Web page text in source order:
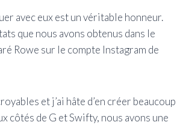
avec eux est un véritable honneur.
que nous avons obtenus dans le
Rowe sur le compte Instagram de
et j’ai hâte d’en créer beaucoup
côtés de G et Swifty, nous avons une